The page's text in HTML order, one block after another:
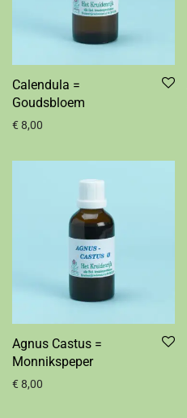
Calendula =
Goudsbloem
€ 8,00
Agnus Castus =
Monnikspeper
€ 8,00